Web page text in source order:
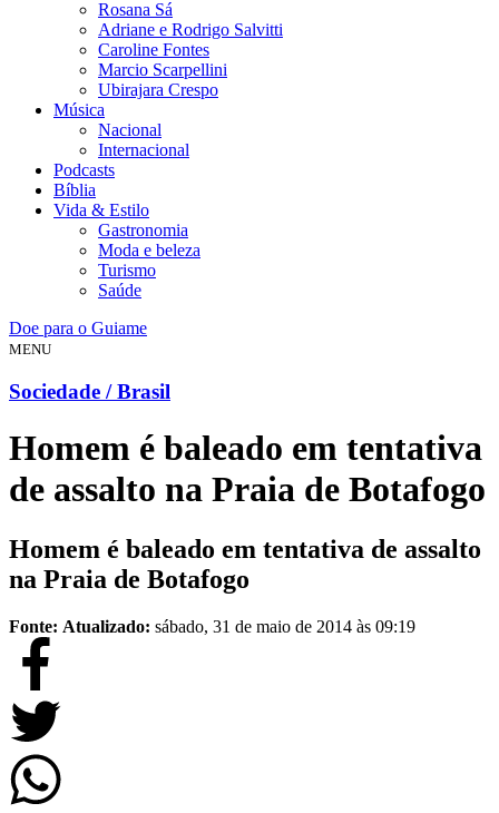
Rosana Sá
Adriane e Rodrigo Salvitti
Caroline Fontes
Marcio Scarpellini
Ubirajara Crespo
Música
Nacional
Internacional
Podcasts
Bíblia
Vida & Estilo
Gastronomia
Moda e beleza
Turismo
Saúde
Doe para o Guiame
MENU
Sociedade / Brasil
Homem é baleado em tentativa
de assalto na Praia de Botafogo
Homem é baleado em tentativa de assalto
na Praia de Botafogo
Fonte: Atualizado: sábado, 31 de maio de 2014 às 09:19